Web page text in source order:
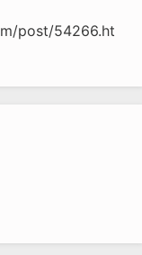
post/54266.ht